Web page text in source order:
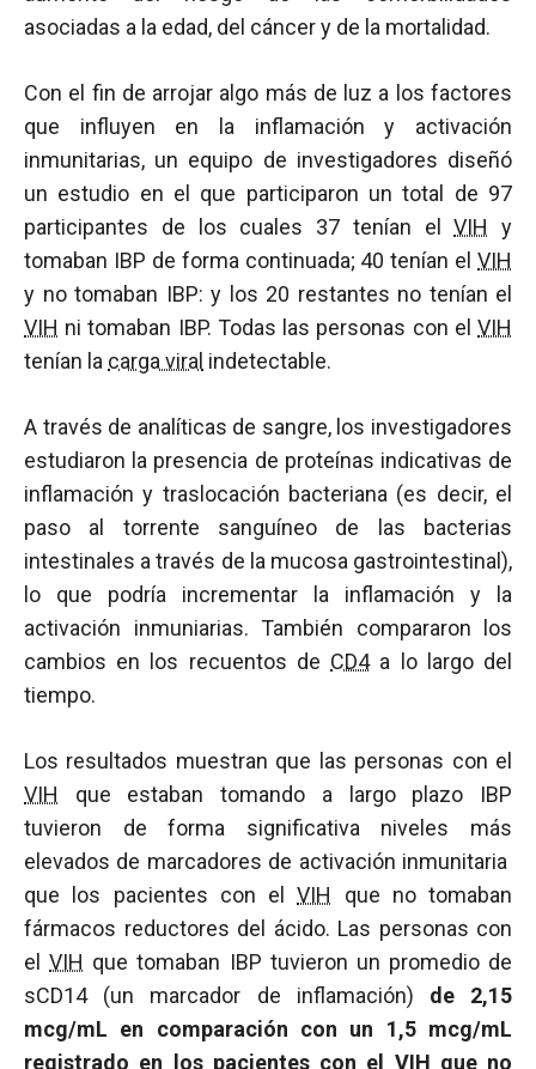
asociadas a la edad, del cáncer y de la mortalidad.
Con el fin de arrojar algo más de luz a los factores
que influyen en la inflamación y activación
inmunitarias, un equipo de investigadores diseñó
un estudio en el que participaron un total de 97
participantes de los cuales 37 tenían elVIH
y
tomaban IBP de forma continuada; 40 tenían el VIH
y no tomaban IBP: y los 20 restantes no tenían el
VIH ni tomaban IBP. Todas las personas con el VIH
tenían la carga viral indetectable.
A través de analíticas de sangre, los investigadores
estudiaron la presencia de proteínas indicativas de
inflamación y traslocación bacteriana (es decir, el
paso al torrente sanguíneo de las bacterias
intestinales a través de la mucosa gastrointestinal),
lo que podría incrementar la inflamación y la
activación inmuniarias. También compararon los
cambios en los recuentos de CD4a lo largo del
tiempo.
Los resultados muestran que las personas con el
VIH que estaban tomando a largo plazo IBP
tuvieron de forma significativa niveles más
elevados de marcadores de activación inmunitaria
que los pacientes con elVIH
que no tomaban
fármacos reductores del ácido. Las personas con
elVIH que tomaban IBP tuvieron un promedio de
sCD14 (un marcador de inflamación) de 2,15
mcg/mL en comparación con un 1,5 mcg/mL
registrado en los pacientes con el VIH que no